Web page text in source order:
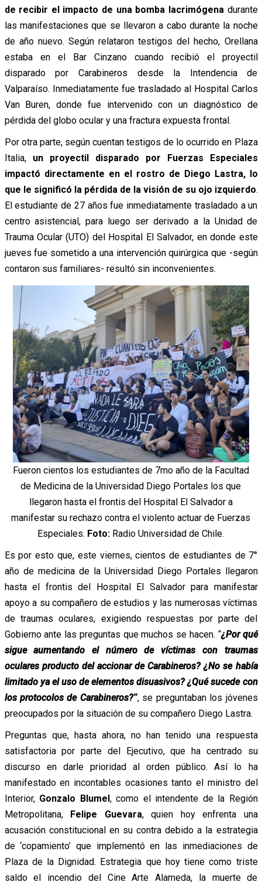
de recibir el impacto de una bomba lacrimógena durante
las manifestaciones que se llevaron a cabo durante la noche
de año nuevo. Según relataron testigos del hecho, Orellana
estaba en el Bar Cinzano cuando recibió el proyectil
disparado por Carabineros desde la Intendencia de
Valparaíso. Inmediatamente fue trasladado al Hospital Carlos
Van Buren, donde fue intervenido con un diagnóstico de
pérdida del globo ocular y una fractura expuesta frontal.
Por otra parte, según cuentan testigos de lo ocurrido en Plaza
Italia, un proyectil disparado por Fuerzas Especiales
impactó directamente en el rostro de Diego Lastra, lo
que le significó la pérdida de la visión de su ojo izquierdo.
El estudiante de 27 años fue inmediatamente trasladado a un
centro asistencial, para luego ser derivado a la Unidad de
Trauma Ocular (UTO) del Hospital El Salvador, en donde este
jueves fue sometido a una intervención quirúrgica que -según
contaron sus familiares- resultó sin inconvenientes.
Fueron cientos los estudiantes de 7mo año de la Facultad
de Medicina de la Universidad Diego Portales los que
llegaron hasta el frontis del Hospital El Salvador a
manifestar su rechazo contra el violento actuar de Fuerzas
Especiales. Foto: Radio Universidad de Chile.
Es por esto que, este viernes, cientos de estudiantes de 7°
año de medicina de la Universidad Diego Portales llegaron
hasta el frontis del Hospital El Salvador para manifestar
apoyo a su compañero de estudios y las numerosas víctimas
de traumas oculares, exigiendo respuestas por parte del
Gobierno ante las preguntas que muchos se hacen. “¿Por qué
sigue aumentando el número de víctimas con traumas
oculares producto del accionar de Carabineros? ¿No se había
limitado ya el uso de elementos disuasivos? ¿Qué sucede con
los protocolos de Carabineros?“, se preguntaban los jóvenes
preocupados por la situación de su compañero Diego Lastra.
Preguntas que, hasta ahora, no han tenido una respuesta
satisfactoria por parte del Ejecutivo, que ha centrado su
discurso en darle prioridad al orden público. Así lo ha
manifestado en incontables ocasiones tanto el ministro del
Interior, Gonzalo Blumel, como el intendente de la Región
Metropolitana, Felipe Guevara, quien hoy enfrenta una
acusación constitucional en su contra debido a la estrategia
de ‘copamiento’ que implementó en las inmediaciones de
Plaza de la Dignidad. Estrategia que hoy tiene como triste
saldo el incendio del Cine Arte Alameda, la muerte de